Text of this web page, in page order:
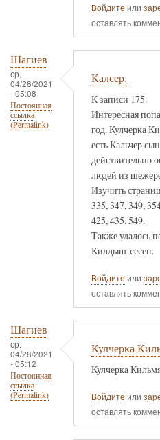
Войдите или
оставлять
Шагиев
ср,
04/28/2021
- 05:08
Постоянная
ссылка
(Permalink)
Калсер.
К записи 175.
Интересная
год. Кулчерка
есть Кальчер
действительно
людей из
Изучить
335, 347, 349,
425, 435. 549.
Также удалось
Килдыш-сесен.
Войдите или
оставлять
Шагиев
ср,
04/28/2021
- 05:12
Постоянная
ссылка
(Permalink)
Кулчерка
Кулчерка
Войдите или
оставлять